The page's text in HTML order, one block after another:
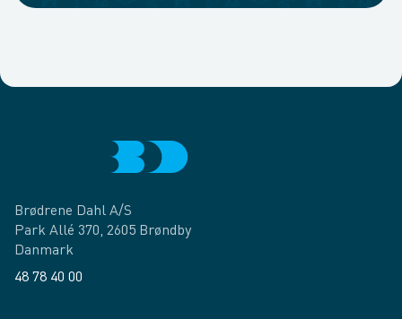
Brødrene Dahl A/S
Park Allé 370, 2605 Brøndby
Danmark
48 78 40 00